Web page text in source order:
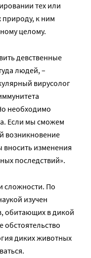
тех или
к ним
целому.
девственные
людей, –
вирусолог
необходимо
Если мы сможем
возникновение
изменения
последствий».
сложности. По
изучен
обитающих в дикой
диких животных